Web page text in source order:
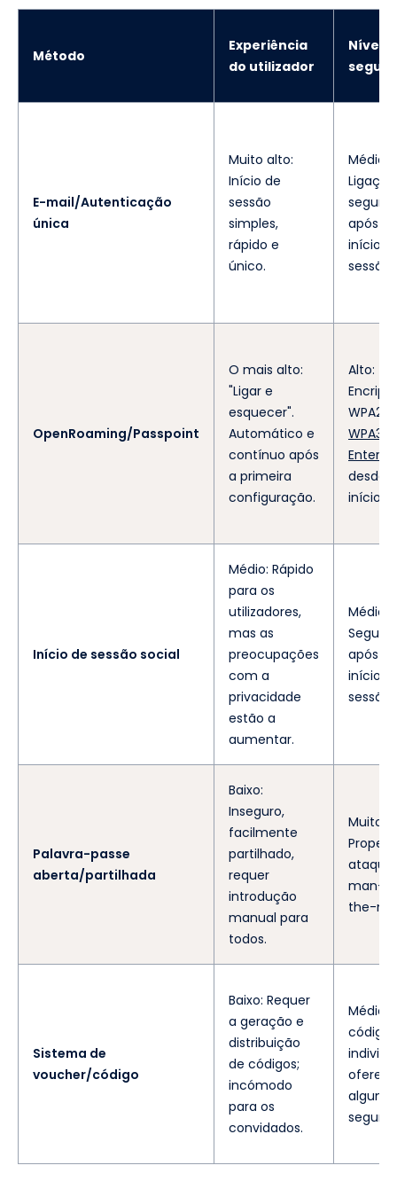
Método
Experiência
do utilizador
Nível
E-mail/Autenticação
única
Muito alto:
Início de
sessão
simples,
rápido e
único.
Médio:
Ligação
segura
após o
início
sessão.
OpenRoaming/Passpoint
O mais alto:
"Ligar e
esquecer".
Automático e
contínuo após
a primeira
configuração.
Alto:
WPA2/
WPA3-
desde o
início.
Início de sessão social
Médio: Rápido
para os
utilizadores,
mas as
preocupações
com a
privacidade
estão a
aumentar.
Médio:
Seguro
após o
início
sessão.
Palavra-passe
aberta/partilhada
Baixo:
Inseguro,
facilmente
partilhado,
requer
introdução
manual para
todos.
Muito
man-
the-
Sistema de
voucher/código
Baixo: Requer
a geração e
distribuição
de códigos;
incómodo
para os
convidados.
Médio:
códigos
alguma